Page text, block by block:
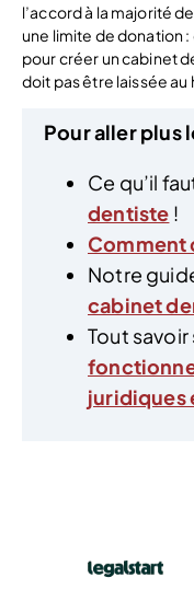
l’accord à la majorité
une limite de donation
pour créer un cabinet
doit pas être laissée au
Pour aller plus
Ce qu’il
dentiste !
Comment
Notre
cabinet
Tout savoir
juridiques